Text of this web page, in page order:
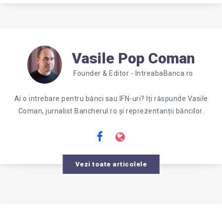
Vasile Pop Coman
Founder & Editor - IntreabaBanca.ro
Ai o intrebare pentru bănci sau IFN-uri? Iți răspunde Vasile
Coman, jurnalist Bancherul.ro și reprezentanții băncilor.
Vezi toate articolele